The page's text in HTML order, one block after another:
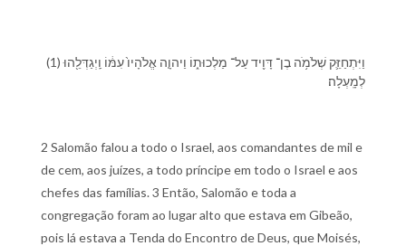
(1) וַ⁠יִּתְחַזֵּ֛ק שְׁלֹמֹ֥ה בֶן־ דָּוִ֖יד עַל־ מַלְכוּת֑⁠וֹ וַ⁠יהוָ֤ה אֱלֹהָי⁠ו֙ עִמּ֔⁠וֹ וַֽ⁠יְגַדְּלֵ֖⁠הוּ
לְ⁠מָֽעְלָ⁠ה׃
2 Salomão falou a todo o Israel, aos comandantes de mil e
de cem, aos juízes, a todo príncipe em todo o Israel e aos
chefes das famílias. 3 Então, Salomão e toda a
congregação foram ao lugar alto que estava em Gibeão,
pois lá estava a Tenda do Encontro de Deus, que Moisés,